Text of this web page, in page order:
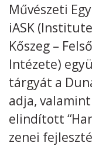
Adatkezelési
Művészeti
iASK
Kőszeg –
Intézete)
tárgyát a
adja,
elindított
zenei